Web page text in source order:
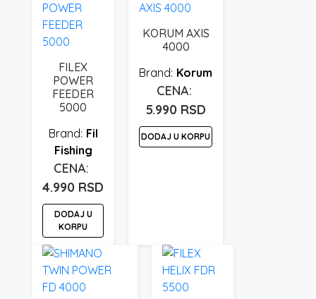
FILEX
POWER
FEEDER
5000
Fil
Fishing
4.990 RSD
DODAJ U
KORPU
KORUM AXIS
4000
Korum
5.990 RSD
DODAJ U KORPU